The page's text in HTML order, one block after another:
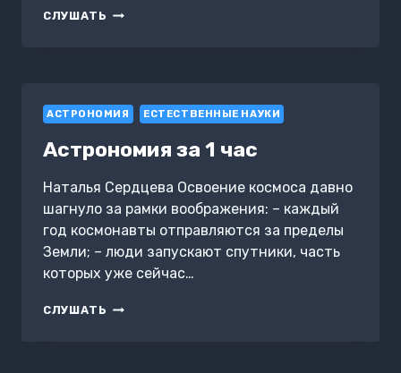
СЛУШАТЬ МАГНЕТАРЫ:
ВСЕЛЕННОЙ
АСТРОНОМИЯ ЕСТЕСТВЕННЫЕ НАУКИ
Астрономия за 1 час
Наталья Сердцева Освоение космоса давно
шагнуло за рамки воображения: – каждый
год космонавты отправляются за пределы
Земли; – люди запускают спутники, часть
которых уже сейчас…
СЛУШАТЬ АСТРОНОМИЯ